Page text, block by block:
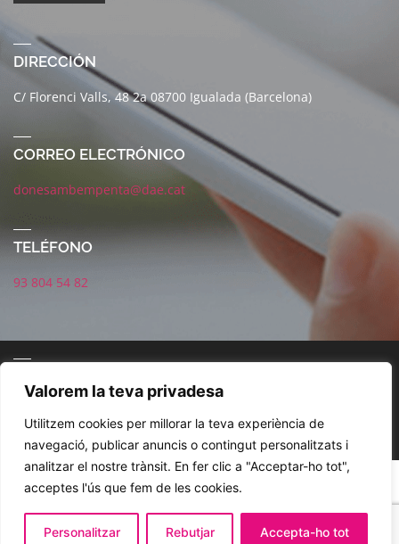
Valorem la teva privadesa
Utilitzem cookies per millorar la teva experiència de
navegació, publicar anuncis o contingut personalitzats i
analitzar el nostre trànsit. En fer clic a "Acceptar-ho tot",
acceptes l'ús que fem de les cookies.
Personalitzar Rebutjar Accepta-ho tot
DIRECCIÓN
C/ Florenci Valls, 48 2a 08700 Igualada (Barcelona)
CORREO ELECTRÓNICO
donesambempenta@dae.cat
TELÉFONO
93 804 54 82
POLÍTICA DE REDES SOCIALESAVISO LEGALPOLÍTICA DE PRIVACIDAD
© 2021. DAE. Dones Amb Empenta. Diseño Jordi Magaña